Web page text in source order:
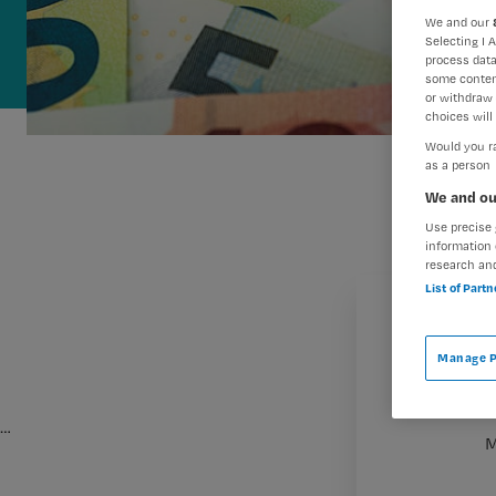
…
We and our
Selecting I
process
some
or withdraw
choices will
Would you
as a person
We and
Use
information
research
List of
Manage